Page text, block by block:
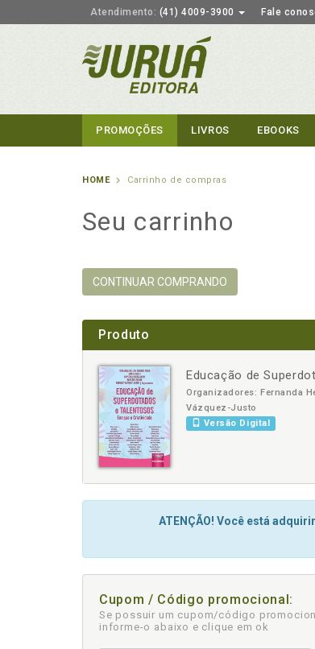
Atendimento: (41) 4009-3900 Fale
PROMOÇÕES LIVROS EBOOKS
HOME Carrinho de compras
Seu carrinho
CONTINUAR COMPRANDO
Produto
Educação de
Organizadores: Fernanda
Vázquez-Justo
Versão Digital
ATENÇÃO! Você está
Cupom / Código promocional:
Se possuir um cupom/código
informe-o abaixo e clique em ok